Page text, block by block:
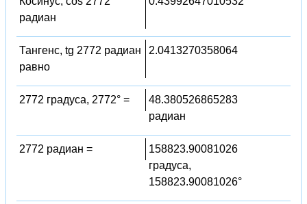
радиан
Тангенс, tg 2772 радиан
равно
2.0413270358064
2772 градуса, 2772° =
48.380526865283
радиан
2772 радиан =
158823.90081026
градуса,
158823.90081026°